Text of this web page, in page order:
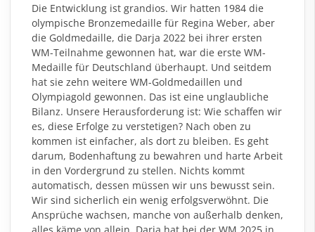
Die Entwicklung ist grandios. Wir hatten 1984 die
olympische Bronzemedaille für Regina Weber, aber
die Goldmedaille, die Darja 2022 bei ihrer ersten
WM-Teilnahme gewonnen hat, war die erste WM-
Medaille für Deutschland überhaupt. Und seitdem
hat sie zehn weitere WM-Goldmedaillen und
Olympiagold gewonnen. Das ist eine unglaubliche
Bilanz. Unsere Herausforderung ist: Wie schaffen wir
es, diese Erfolge zu verstetigen? Nach oben zu
kommen ist einfacher, als dort zu bleiben. Es geht
darum, Bodenhaftung zu bewahren und harte Arbeit
in den Vordergrund zu stellen. Nichts kommt
automatisch, dessen müssen wir uns bewusst sein.
Wir sind sicherlich ein wenig erfolgsverwöhnt. Die
Ansprüche wachsen, manche von außerhalb denken,